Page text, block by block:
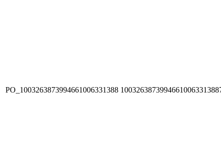
PO_1003263873994661006331388